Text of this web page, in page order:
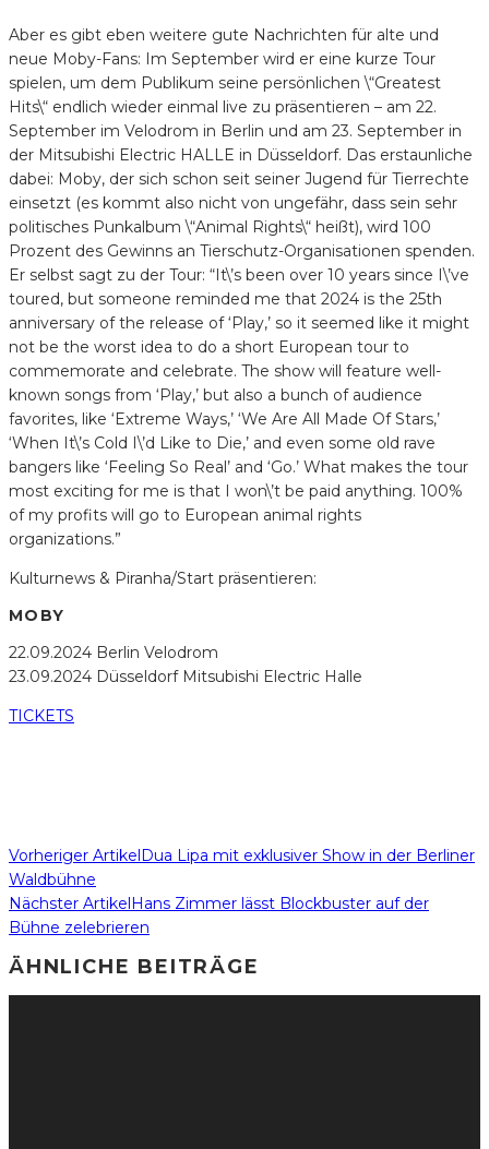
Aber es gibt eben weitere gute Nachrichten für alte und
neue Moby-Fans: Im September wird er eine kurze Tour
spielen, um dem Publikum seine persönlichen \“Greatest
Hits\“ endlich wieder einmal live zu präsentieren – am 22.
September im Velodrom in Berlin und am 23. September in
der Mitsubishi Electric HALLE in Düsseldorf. Das erstaunliche
dabei: Moby, der sich schon seit seiner Jugend für Tierrechte
einsetzt (es kommt also nicht von ungefähr, dass sein sehr
politisches Punkalbum \“Animal Rights\“ heißt), wird 100
Prozent des Gewinns an Tierschutz-Organisationen spenden.
Er selbst sagt zu der Tour: “It\’s been over 10 years since I\’ve
toured, but someone reminded me that 2024 is the 25th
anniversary of the release of ‘Play,’ so it seemed like it might
not be the worst idea to do a short European tour to
commemorate and celebrate. The show will feature well-
known songs from ‘Play,’ but also a bunch of audience
favorites, like ‘Extreme Ways,’ ‘We Are All Made Of Stars,’
‘When It\’s Cold I\’d Like to Die,’ and even some old rave
bangers like ‘Feeling So Real’ and ‘Go.’ What makes the tour
most exciting for me is that I won\’t be paid anything. 100%
of my profits will go to European animal rights
organizations.”
Kulturnews & Piranha/Start präsentieren:
MOBY
22.09.2024 Berlin Velodrom
23.09.2024 Düsseldorf Mitsubishi Electric Halle
TICKETS
Vorheriger ArtikelDua Lipa mit exklusiver Show in der Berliner
Waldbühne
Nächster ArtikelHans Zimmer lässt Blockbuster auf der
Bühne zelebrieren
ÄHNLICHE BEITRÄGE